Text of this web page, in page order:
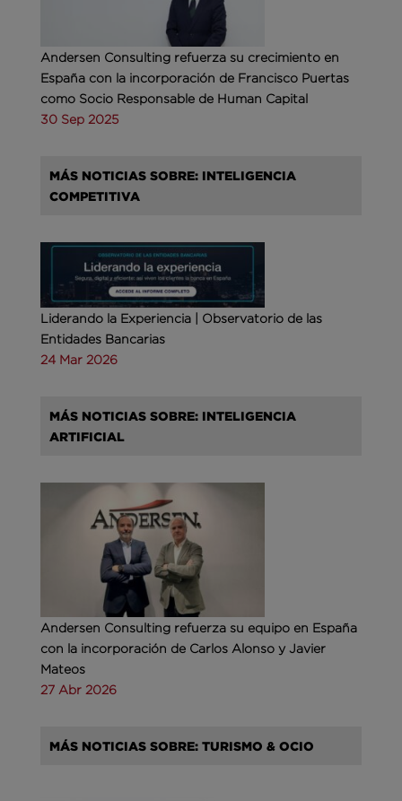
Andersen Consulting refuerza su crecimiento en
España con la incorporación de Francisco Puertas
como Socio Responsable de Human Capital
30 Sep 2025
MÁS NOTICIAS SOBRE: INTELIGENCIA
COMPETITIVA
Liderando la Experiencia | Observatorio de las
Entidades Bancarias
24 Mar 2026
MÁS NOTICIAS SOBRE: INTELIGENCIA
ARTIFICIAL
Andersen Consulting refuerza su equipo en España
con la incorporación de Carlos Alonso y Javier
Mateos
27 Abr 2026
MÁS NOTICIAS SOBRE: TURISMO & OCIO